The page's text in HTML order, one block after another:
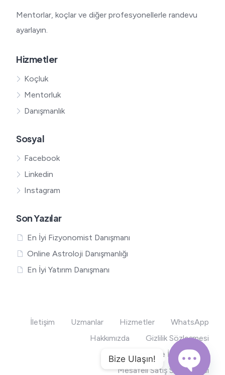
Mentorlar, koçlar ve diğer profesyonellerle randevu
ayarlayın.
Hizmetler
Koçluk
Mentorluk
Danışmanlık
Sosyal
Facebook
Linkedin
Instagram
Son Yazılar
En İyi Fizyonomist Danışmanı
Online Astroloji Danışmanlığı
En İyi Yatırım Danışmanı
İletişim Uzmanlar Hizmetler
WhatsApp
Hakkımızda
Gizlilik Sözleşmesi
Teslimat ve İade Şartları
Mesafeli Satış Sözleşmesi
Bize Ulaşın!